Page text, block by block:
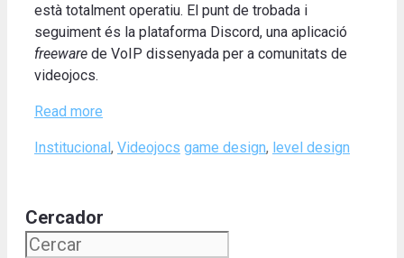
està totalment operatiu. El punt de trobada i
seguiment és la plataforma Discord, una aplicació
freeware de VoIP dissenyada per a comunitats de
videojocs.
Read more
Categories
Institucional, Videojocs Tags
game design, level design
Cercador